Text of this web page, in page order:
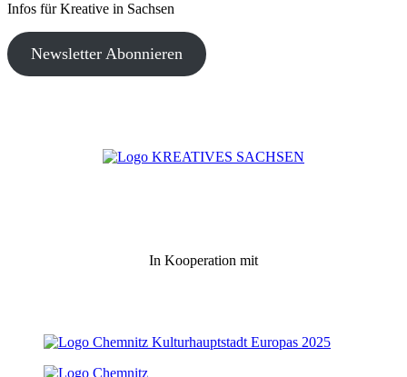
Infos für Kreative in Sachsen
Newsletter Abonnieren
In Kooperation mit